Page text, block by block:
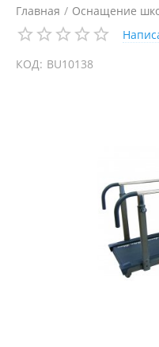
Главная / Оснащение
КОД: BU10138